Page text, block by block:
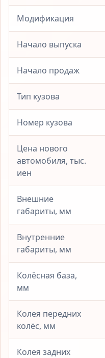
Модификация
Начало выпуска
Начало продаж
Тип кузова
Номер кузова
Цена нового
автомобиля, тыс.
иен
Внешние
габариты, мм
Внутренние
габариты, мм
Колёсная база,
мм
Колея передних
колёс, мм
Колея задних